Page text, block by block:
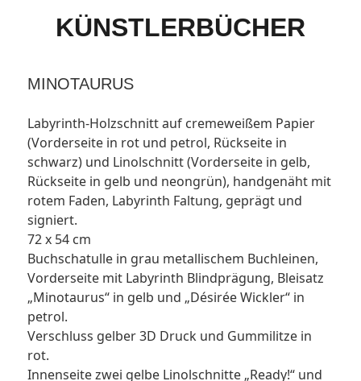
KÜNSTLERBÜCHER
MINOTAURUS
Labyrinth-Holzschnitt auf cremeweißem Papier
(Vorderseite in rot und petrol, Rückseite in
schwarz) und Linolschnitt (Vorderseite in gelb,
Rückseite in gelb und neongrün), handgenäht mit
rotem Faden, Labyrinth Faltung, geprägt und
signiert.
72 x 54 cm
Buchschatulle in grau metallischem Buchleinen,
Vorderseite mit Labyrinth Blindprägung, Bleisatz
„Minotaurus“ in gelb und „Désirée Wickler“ in
petrol.
Verschluss gelber 3D Druck und Gummilitze in
rot.
Innenseite zwei gelbe Linolschnitte „Ready!“ und